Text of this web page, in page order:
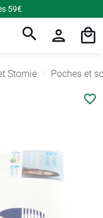
59€
Stomie Poches et